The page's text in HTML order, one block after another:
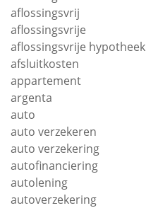
aflossingsvrij
aflossingsvrije
aflossingsvrije hypotheek
afsluitkosten
appartement
argenta
auto
auto verzekeren
auto verzekering
autofinanciering
autolening
autoverzekering